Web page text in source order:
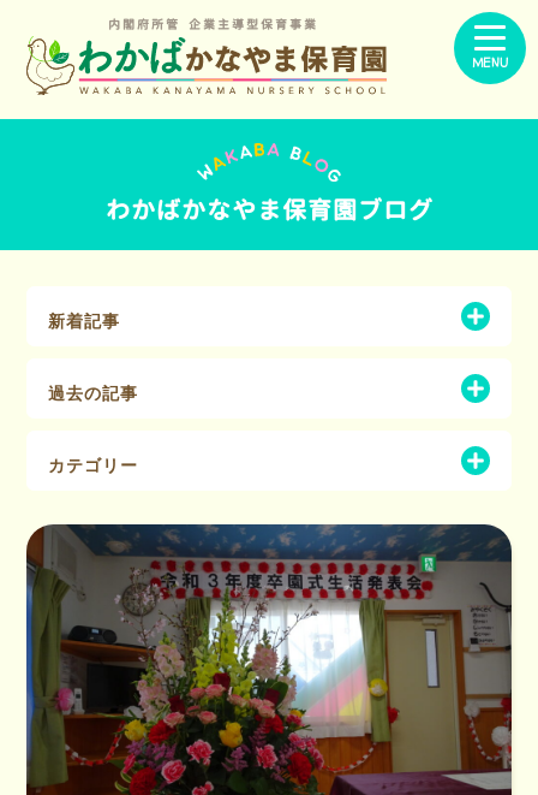
内閣府所管 企業主導型保育事業
MENU
わかばかなやま保育園ブログ
新着記事
過去の記事
カテゴリー